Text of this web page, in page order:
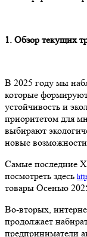
1.⁠ ⁠Обзор текущих
В 2025 году мы
которые
устойчивость и
приоритетом для
выбирают
новые
Самые последние
посмотреть здесь
товары Осенью
Во-вторых,
продолжает
предприниматели